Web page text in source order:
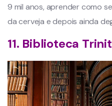
9 mil anos, aprender como
da cerveja e depois ainda
11. Biblioteca